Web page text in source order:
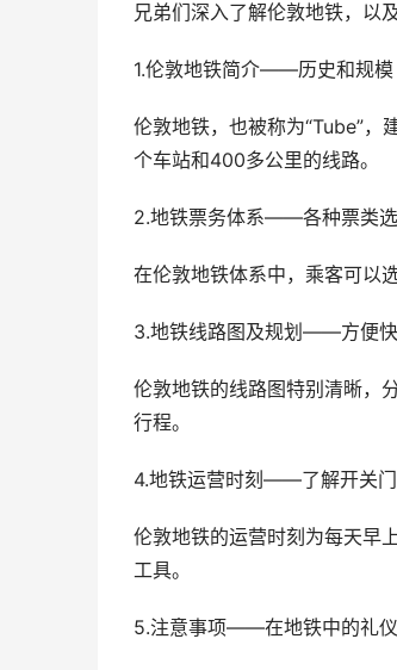
兄弟们深入了解伦敦地铁，以
1.伦敦地铁简介——历史和规模
伦敦地铁，也被称为“Tube”
个车站和400多公里的线路。
2.地铁票务体系——各种票类选
在伦敦地铁体系中，乘客可以
3.地铁线路图及规划——方便快
伦敦地铁的线路图特别清晰，
行程。
4.地铁运营时刻——了解开关门
伦敦地铁的运营时刻为每天早
工具。
5.注意事项——在地铁中的礼仪